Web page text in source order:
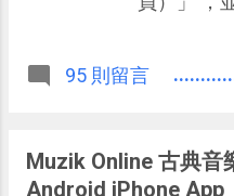
這個功能
頁：「
經上線。
95 則留言
Muzik Online 古典音
Android iPhone App